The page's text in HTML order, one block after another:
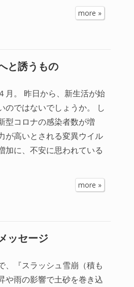
more »
と誘うもの
月。 昨日から、新生活が始
のではないでしょうか。 し
型コロナの感染者数が増
が高いとされる変異ウイル
加に、不安に思われている
more »
ッセージ
、『スラッシュ雪崩（積も
や雨の影響で土砂を巻き込